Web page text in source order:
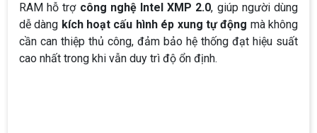
RAM hỗ trợ công nghệ Intel XMP 2.0, giúp người dùng
dễ dàng kích hoạt cấu hình ép xung tự động mà không
cần can thiệp thủ công, đảm bảo hệ thống đạt hiệu suất
cao nhất trong khi vẫn duy trì độ ổn định.